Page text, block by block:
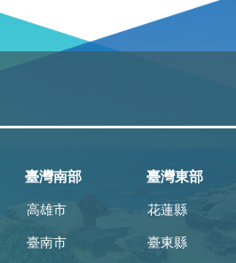
臺灣南部
高雄市
臺南市
臺灣東部
花蓮縣
臺東縣